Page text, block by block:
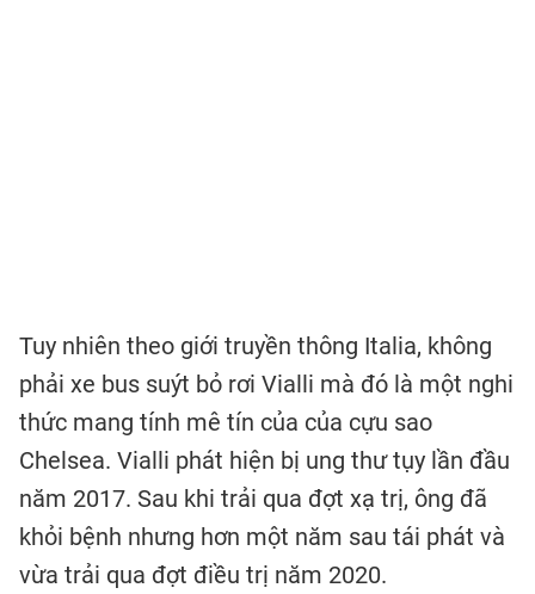
Tuy nhiên theo giới truyền thông Italia, không
phải xe bus suýt bỏ rơi Vialli mà đó là một nghi
thức mang tính mê tín của của cựu sao
Chelsea. Vialli phát hiện bị ung thư tụy lần đầu
năm 2017. Sau khi trải qua đợt xạ trị, ông đã
khỏi bệnh nhưng hơn một năm sau tái phát và
vừa trải qua đợt điều trị năm 2020.